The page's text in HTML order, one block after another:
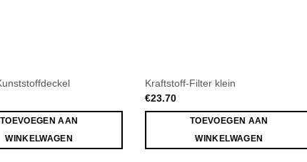
TOEVOEGEN AAN
WINKELWAGEN
Kraftstoff-Filter klein
€23.70
TOEVOEGEN AAN
WINKELWAGEN